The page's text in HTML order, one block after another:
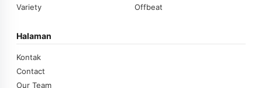
Variety
Offbeat
Halaman
Kontak
Contact
Our Team